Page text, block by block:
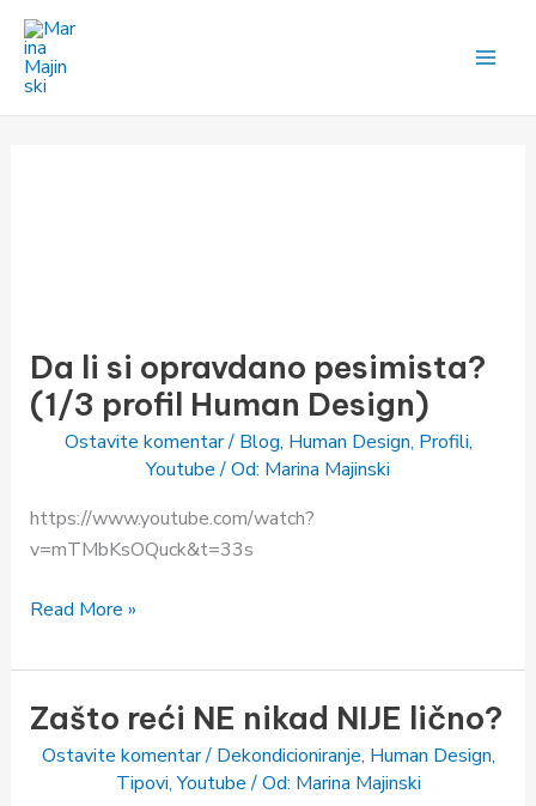
Pređi
sadržaj
Da li si opravdano pesimista?
(1/3 profil Human Design)
Ostavite komentar/ Blog, Human Design, Profili,
Youtube/ Od: Marina Majinski
https://www.youtube.com/watch?
v=mTMbKsOQuck&t=33s
si
opravdano
pesimista?
Human
Design)
Read More »
Zašto reći NE nikad NIJE lično?
Ostavite komentar/ Dekondicioniranje, Human Design,
Tipovi,Youtube/ Od: Marina Majinski
Zašto
reći